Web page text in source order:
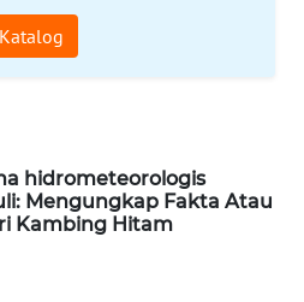
hidrometeorologis
Mengungkap Fakta Atau
Kambing Hitam